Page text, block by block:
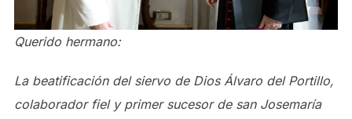
Querido hermano:
La beatificación del siervo de Dios Álvaro del Portillo,
colaborador fiel y primer sucesor de san Josemaría